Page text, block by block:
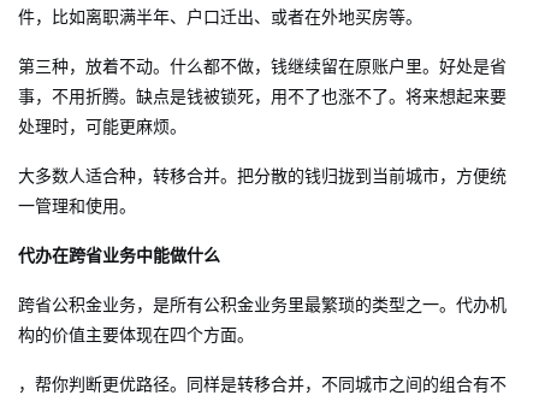
件，比如离职满半年、户口迁出、或者在外地买房等。
第三种，放着不动。什么都不做，钱继续留在原账户里。好处是省
事，不用折腾。缺点是钱被锁死，用不了也涨不了。将来想起来要
处理时，可能更麻烦。
大多数人适合种，转移合并。把分散的钱归拢到当前城市，方便统
一管理和使用。
代办在跨省业务中能做什么
跨省公积金业务，是所有公积金业务里最繁琐的类型之一。代办机
构的价值主要体现在四个方面。
，帮你判断更优路径。同样是转移合并，不同城市之间的组合有不